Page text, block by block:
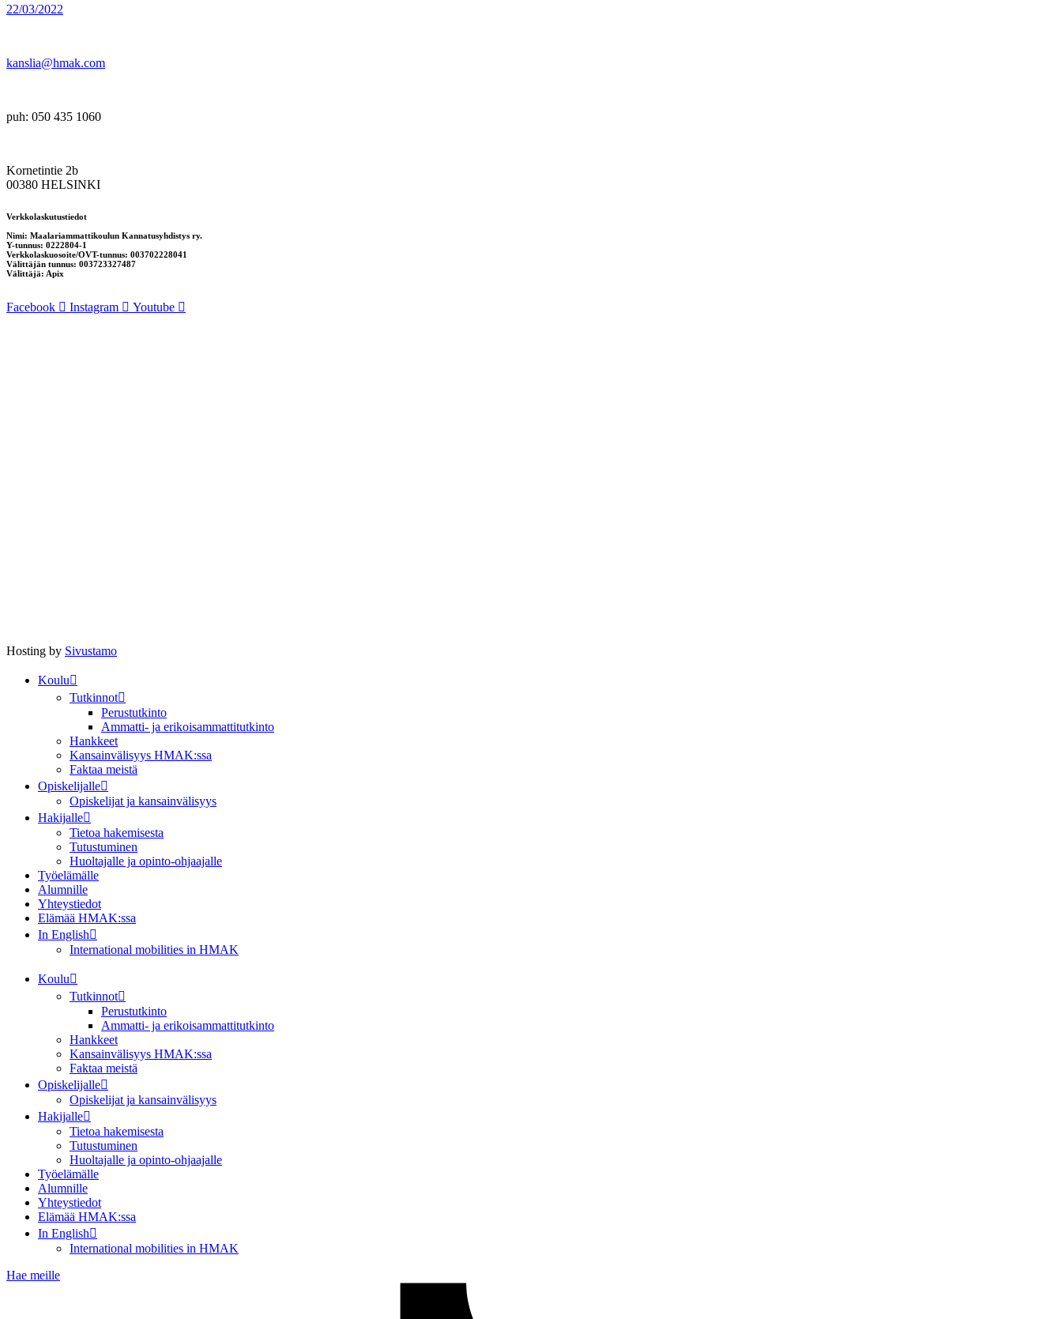
22/03/2022
kanslia@hmak.com
puh: 050 435 1060
Kornetintie 2b
00380 HELSINKI
Verkkolaskutustiedot
Nimi: Maalariammattikoulun Kannatusyhdistys ry.
Y-tunnus: 0222804-1
Verkkolaskuosoite/OVT-tunnus: 003702228041
Välittäjän tunnus: 003723327487
Välittäjä: Apix
Facebook Instagram Youtube
Hosting by Sivustamo
Koulu
Tutkinnot
Perustutkinto
Ammatti- ja erikoisammattitutkinto
Hankkeet
Kansainvälisyys HMAK:ssa
Faktaa meistä
Opiskelijalle
Opiskelijat ja kansainvälisyys
Hakijalle
Tietoa hakemisesta
Tutustuminen
Huoltajalle ja opinto-ohjaajalle
Työelämälle
Alumnille
Yhteystiedot
Elämää HMAK:ssa
In English
International mobilities in HMAK
Koulu
Tutkinnot
Perustutkinto
Ammatti- ja erikoisammattitutkinto
Hankkeet
Kansainvälisyys HMAK:ssa
Faktaa meistä
Opiskelijalle
Opiskelijat ja kansainvälisyys
Hakijalle
Tietoa hakemisesta
Tutustuminen
Huoltajalle ja opinto-ohjaajalle
Työelämälle
Alumnille
Yhteystiedot
Elämää HMAK:ssa
In English
International mobilities in HMAK
Hae meille